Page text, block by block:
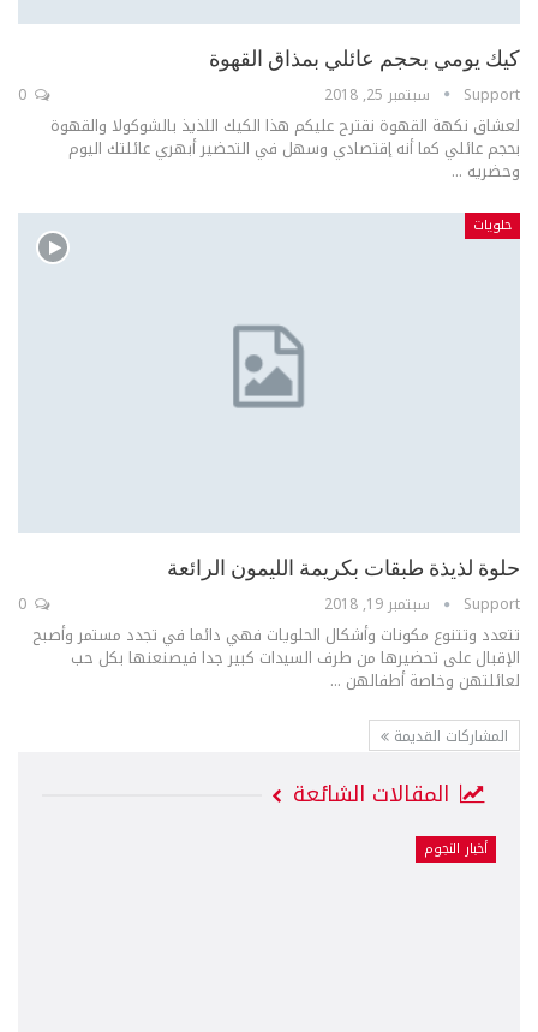
كيك يومي بحجم عائلي بمذاق القهوة
Support سبتمبر 25, 2018
لعشاق نكهة القهوة نقترح عليكم هذا الكيك اللذيذ بالشوكولا والقهوة
بحجم عائلي كما أنه إقتصادي وسهل في التحضير أبهري عائلتك اليوم
وحضريه ...
حلويات
حلوة لذيذة طبقات بكريمة الليمون الرائعة
Support سبتمبر 19, 2018
تتعدد وتتنوع مكونات وأشكال الحلويات فهي دائما في تجدد مستمر وأصبح
الإقبال على تحضيرها من طرف السيدات كبير جدا فيصنعنها بكل حب
لعائلتهن وخاصة أطفالهن ...
المشاركات القديمة
المقالات الشائعة
أخبار النجوم